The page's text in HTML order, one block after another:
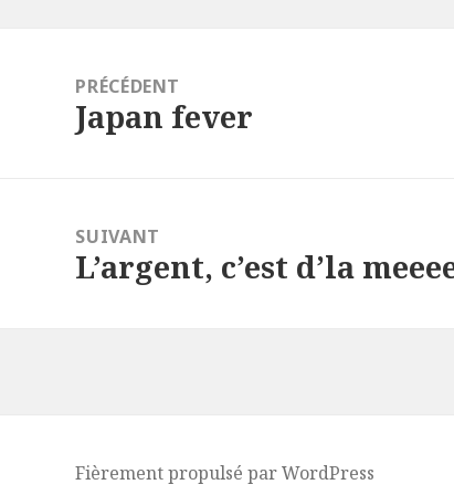
l’article
PRÉCÉDENT
Article
Japan fever
SUIVANT
Article
L’argent, c’est d’la
Fièrement propulsé par WordPress